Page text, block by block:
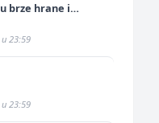
brze hrane i
ž)
23:59
23:59